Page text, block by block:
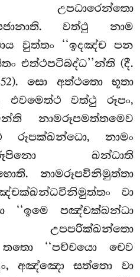
උපධාරෙන්තො
පජානාති. වත්ථු නාම
වුත්තං ‘‘ඉදඤ්ච පන
එත්ථපටිබද්ධ’’න්ති (දී.
සො අත්ථතො භූතා
එවමෙත්ථ වත්ථු රූපං,
නාමරූපමත්තමෙව
රූපක්ඛන්ධො, නාමං
ඛන්ධාති
නාමරූපවිනිමුත්තා
වා
‘‘ඉමෙ පඤ්චක්ඛන්ධා
උපපරික්ඛන්තො
තතො ‘‘පච්චයො චෙව
අඤ්ඤො සත්තො වා